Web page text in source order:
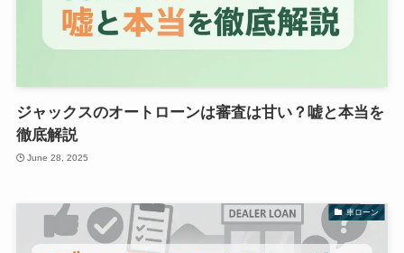
ジャックスのオートローンは審査は甘い？嘘と本当を
徹底解説
June 28, 2025
車ローン